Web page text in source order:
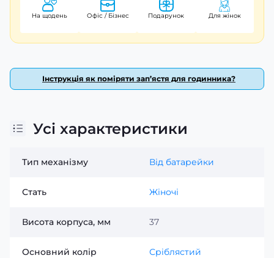
На щодень Офіс / Бізнес Подарунок Для жінок
Інструкція як поміряти зап’ястя для годинника?
Усі характеристики
Тип механізму Від батарейки
Стать Жіночі
Висота корпуса, мм 37
Основний колір
Сріблястий